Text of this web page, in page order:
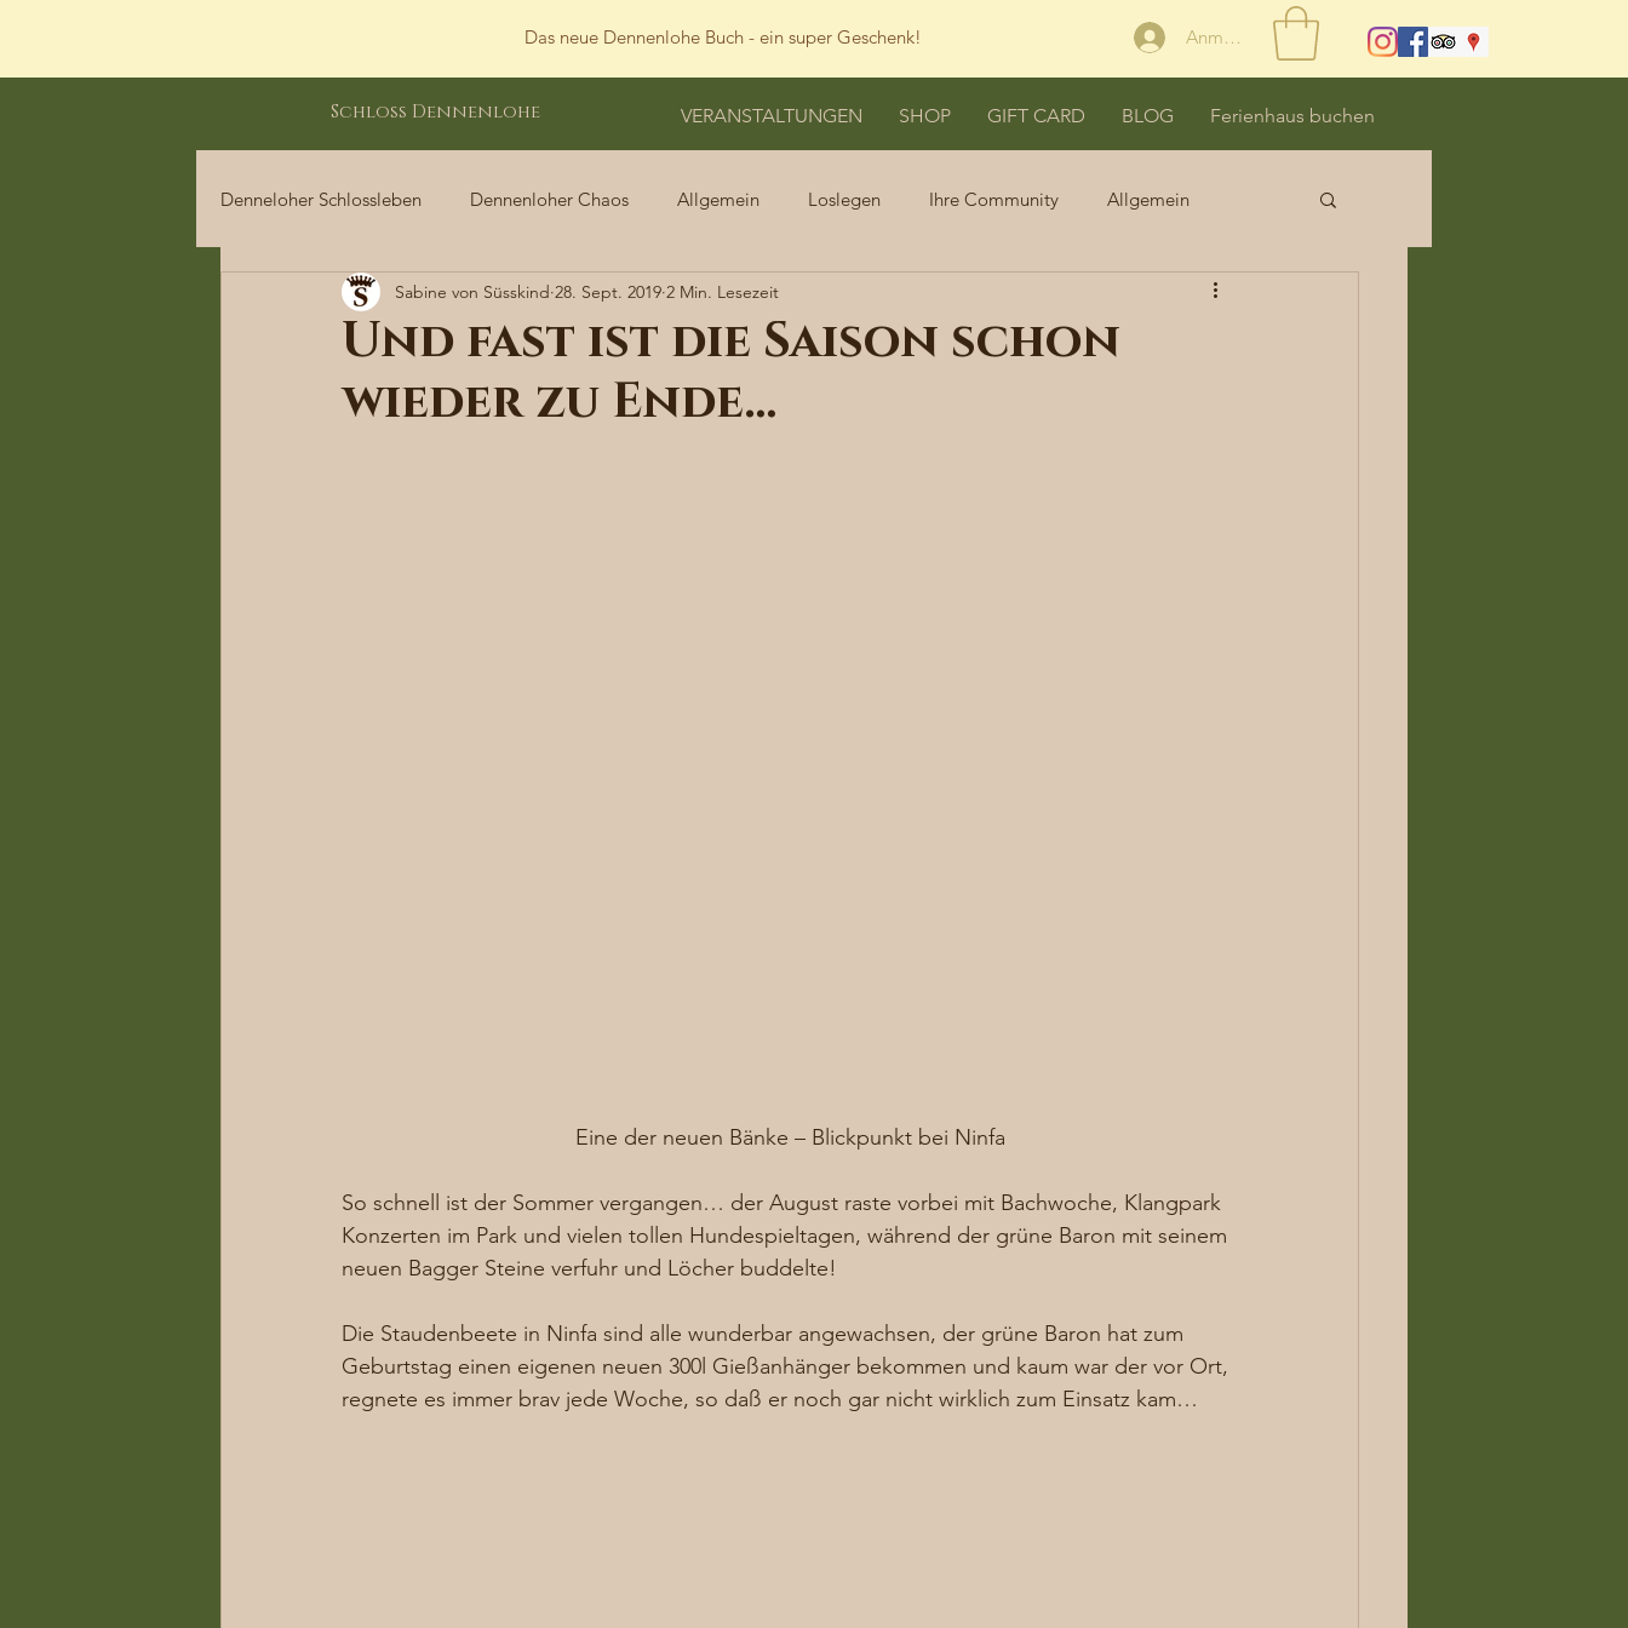
Das neue Dennenlohe Buch - ein super Geschenk! Anmelden
Schloss Dennenlohe VERANSTALTUNGEN SHOP GIFT CARD BLOG Ferienhaus buchen
Denneloher Schlossleben Dennenloher Chaos Allgemein Loslegen Ihre Community Allgemein
Dennenloher Schlossleben
Und fast ist die Saison schon
wieder zu Ende…
Sabine von Süsskind 28. Sept. 2019 2 Min. Lesezeit
Eine der neuen Bänke – Blickpunkt bei Ninfa
So schnell ist der Sommer vergangen… der August raste vorbei mit Bachwoche, Klangpark
Konzerten im Park und vielen tollen Hundespieltagen, während der grüne Baron mit seinem
neuen Bagger Steine verfuhr und Löcher buddelte!
Die Staudenbeete in Ninfa sind alle wunderbar angewachsen, der grüne Baron hat zum
Geburtstag einen eigenen neuen 300l Gießanhänger bekommen und kaum war der vor Ort,
regnete es immer brav jede Woche, so daß er noch gar nicht wirklich zum Einsatz kam…